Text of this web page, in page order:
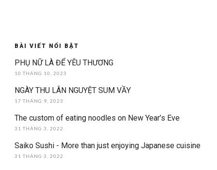
BÀI VIẾT NỔI BẬT
PHỤ NỮ LÀ ĐỂ YÊU THƯƠNG
10 THÁNG 10, 2023
NGÀY THU LÂN NGUYỆT SUM VẦY
17 THÁNG 9, 2023
The custom of eating noodles on New Year’s Eve
31 THÁNG 3, 2022
Saiko Sushi - More than just enjoying Japanese cuisine
31 THÁNG 3, 2022